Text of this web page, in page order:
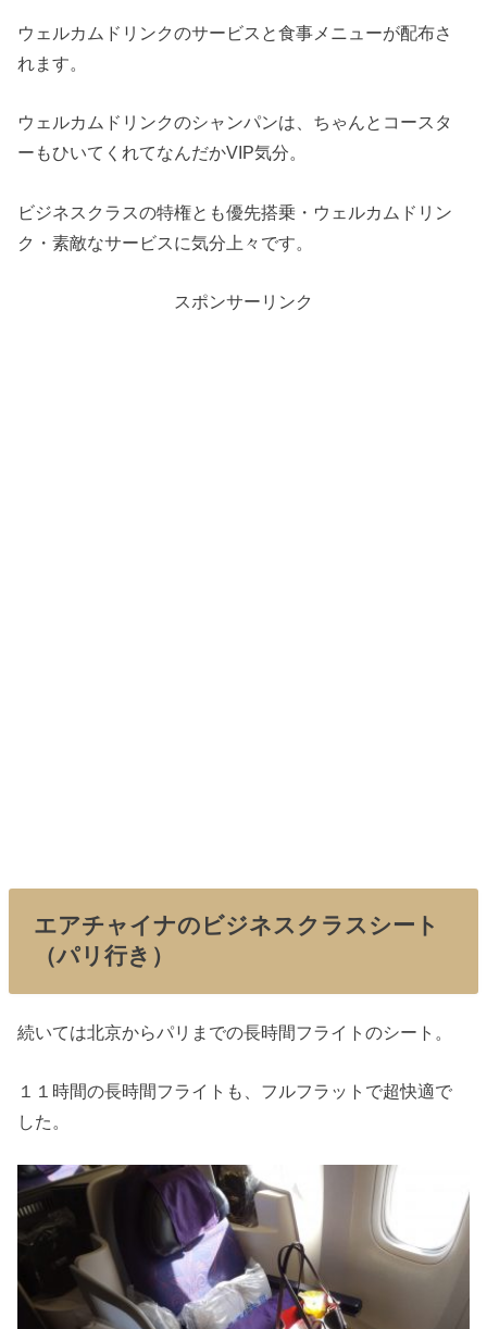
ウェルカムドリンクのサービスと食事メニューが配布さ
れます。
ウェルカムドリンクのシャンパンは、ちゃんとコースタ
ーもひいてくれてなんだかVIP気分。
ビジネスクラスの特権とも優先搭乗・ウェルカムドリン
ク・素敵なサービスに気分上々です。
スポンサーリンク
エアチャイナのビジネスクラスシート
（パリ行き）
続いては北京からパリまでの長時間フライトのシート。
１１時間の長時間フライトも、フルフラットで超快適で
した。